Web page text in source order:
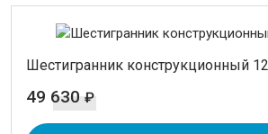
Шестигранник конструкционный
49 630 ₽